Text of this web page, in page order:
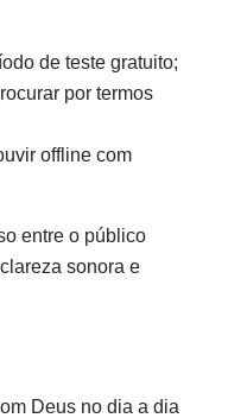
de teste gratuito;
por termos
offline com
entre o público
sonora e
Deus no dia a dia